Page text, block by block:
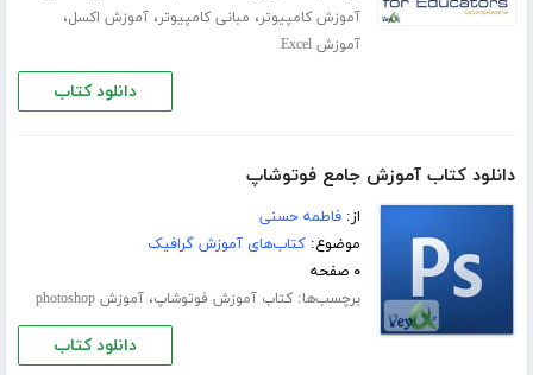
آموزش کامپیوتر، مبانی کامپیوتر،آموزش اکسل،
آموزش Excel
دانلود کتاب
دانلود کتاب آموزش جامع فوتوشاپ
از:فاطمه حسنی
موضوع:کتاب‌های آموزش گرافیک
۰ صفحه
برچسب‌ها:کتاب آموزش فوتوشاپ،آموزش photoshop
دانلود کتاب